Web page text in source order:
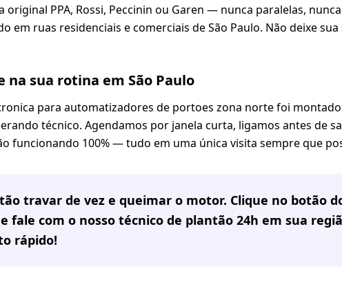
original PPA, Rossi, Peccinin ou Garen — nunca paralelas,
em ruas residenciais e comerciais de São Paulo. Não deixe
sua rotina em São Paulo
para automatizadores de portoes zona norte foi
técnico. Agendamos por janela curta, ligamos antes de
funcionando 100% — tudo em uma única visita sempre que
travar de vez e queimar o motor. Clique no botão
fale com o nosso técnico de plantão 24h em sua
rápido!